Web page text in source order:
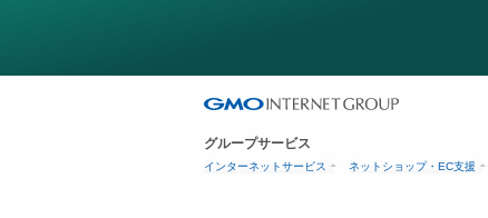
グループサービス
インターネットサービス ネットショップ・EC支援